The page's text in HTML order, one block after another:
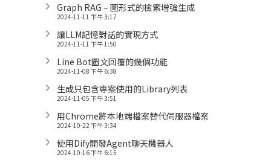
Graph RAG – 圖形式的檢索增強生成
2024-11-11 下午 3:17
讓LLM記憶對話的實現方式
2024-11-11 下午 1:50
Line Bot圖文回覆的幾個功能
2024-11-08 下午 6:38
生成只包含專案使用的Library列表
2024-11-05 下午 3:51
用Chrome將本地端檔案替代伺服器檔案
2024-10-22 下午 3:34
使用Dify開發Agent聊天機器人
2024-10-16 下午 6:15